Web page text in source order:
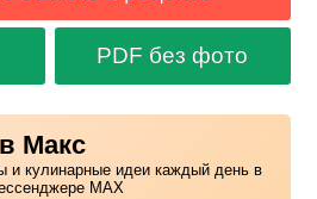
PDF без фото
Макс
и кулинарные идеи каждый день в
MAX